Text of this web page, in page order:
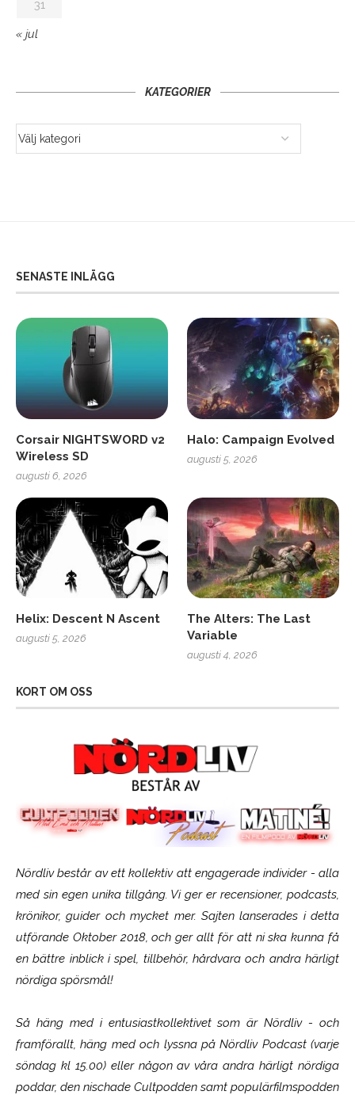
31
« jul
KATEGORIER
SENASTE INLÄGG
Corsair NIGHTSWORD v2
Wireless SD
augusti 6, 2026
Halo: Campaign Evolved
augusti 5, 2026
Helix: Descent N Ascent
augusti 5, 2026
The Alters: The Last
Variable
augusti 4, 2026
KORT OM OSS
Nördliv består av ett kollektiv att engagerade individer - alla
med sin egen unika tillgång. Vi ger er recensioner, podcasts,
krönikor, guider och mycket mer. Sajten lanserades i detta
utförande Oktober 2018, och ger allt för att ni ska kunna få
en bättre inblick i spel, tillbehör, hårdvara och andra härligt
nördiga spörsmål!
Så häng med i entusiastkollektivet som ärNördliv- och
framförallt, häng med och lyssna på Nördliv Podcast (varje
söndag kl 15.00) eller någon av våra andra härligt nördiga
poddar, den nischade Cultpodden samt populärfilmspodden